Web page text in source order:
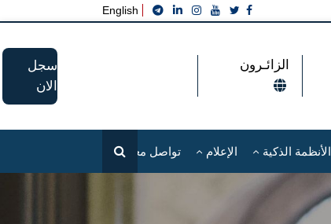
English
الزائـرون
سجل
الان
الأنظمة الذكية الإعلام تواصل معنا